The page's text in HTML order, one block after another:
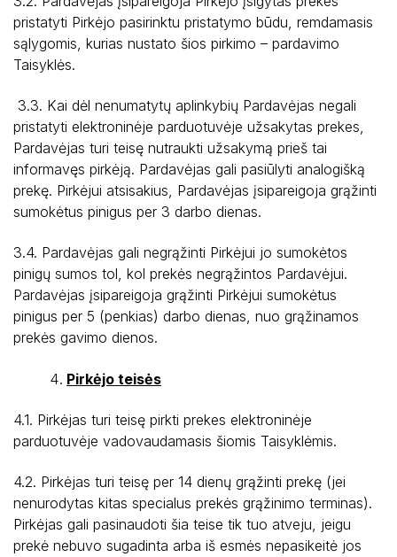
pristatyti Pirkėjo pasirinktu pristatymo būdu, remdamasis
sąlygomis, kurias nustato šios pirkimo – pardavimo
Taisyklės.
3.3. Kai dėl nenumatytų aplinkybių Pardavėjas negali
pristatyti elektroninėje parduotuvėje užsakytas prekes,
Pardavėjas turi teisę nutraukti užsakymą prieš tai
informavęs pirkėją. Pardavėjas gali pasiūlyti analogišką
prekę. Pirkėjui atsisakius, Pardavėjas įsipareigoja grąžinti
sumokėtus pinigus per 3 darbo dienas.
3.4. Pardavėjas gali negrąžinti Pirkėjui jo sumokėtos
pinigų sumos tol, kol prekės negrąžintos Pardavėjui.
Pardavėjas įsipareigoja grąžinti Pirkėjui sumokėtus
pinigus per 5 (penkias) darbo dienas, nuo grąžinamos
prekės gavimo dienos.
Pirkėjo teisės
4.1. Pirkėjas turi teisę pirkti prekes elektroninėje
parduotuvėje vadovaudamasis šiomis Taisyklėmis.
4.2. Pirkėjas turi teisę per 14 dienų grąžinti prekę (jei
nenurodytas kitas specialus prekės grąžinimo terminas).
Pirkėjas gali pasinaudoti šia teise tik tuo atveju, jeigu
prekė nebuvo sugadinta arba iš esmės nepasikeitė jos